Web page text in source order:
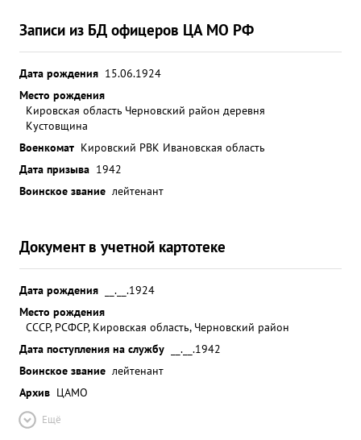
Записи из БД офицеров ЦА МО РФ
Дата рождения 15.06.1924
Место рождения
Кировская область Черновский район деревня
Кустовщина
Военкомат Кировский РВК Ивановская область
Дата призыва 1942
Воинское звание лейтенант
Документ в учетной картотеке
Дата рождения
__.__.1924
Место рождения
СССР, РСФСР, Кировская область, Черновский район
Дата поступления на службу
__.__.1942
Воинское звание лейтенант
Архив ЦАМО
Ещё